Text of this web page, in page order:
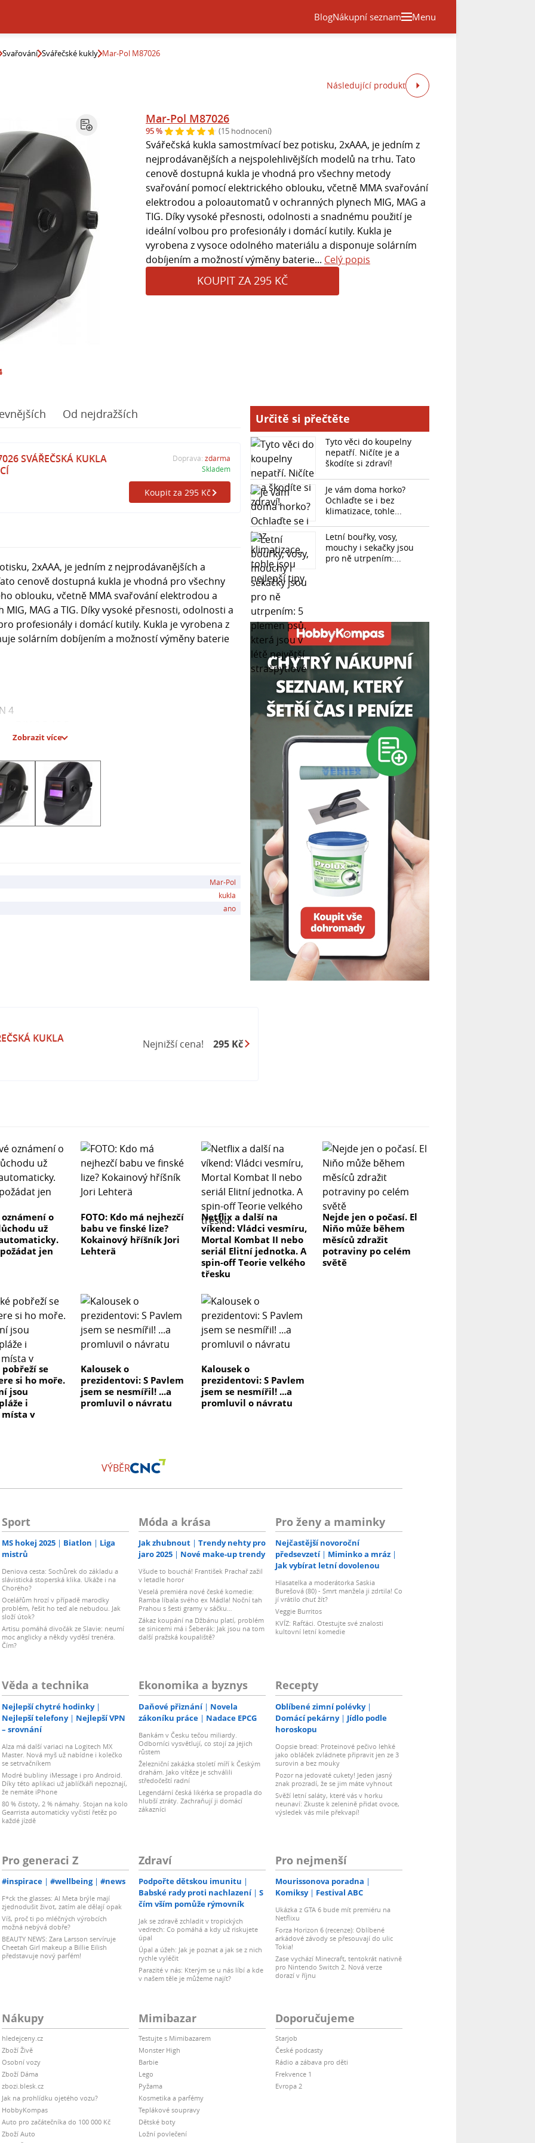
BlogNákupní seznam Menu
Svařování Svářečské kukly Mar-Pol M87026
Následující produkt
Mar-Pol M87026
95 % (15 hodnocení)
Svářečská kukla samostmívací bez potisku, 2xAAA, je jedním z
nejprodávanějších a nejspolehlivějších modelů na trhu. Tato
cenově dostupná kukla je vhodná pro všechny metody
svařování pomocí elektrického oblouku, včetně MMA svařování
elektrodou a poloautomatů v ochranných plynech MIG, MAG a
TIG. Díky vysoké přesnosti, odolnosti a snadnému použití je
ideální volbou pro profesionály i domácí kutily. Kukla je
vyrobena z vysoce odolného materiálu a disponuje solárním
dobíjením a možností výměny baterie... Celý popis
KOUPIT ZA 295 KČ
Od nejdražších
SVÁŘEČSKÁ KUKLA
Doprava: zdarma
Skladem
Koupit za 295 Kč
2xAAA, je jedním z nejprodávanějších a
cenově dostupná kukla je vhodná pro všechny
oblouku, včetně MMA svařování elektrodou a
MAG a TIG. Díky vysoké přesnosti, odolnosti a
profesionály i domácí kutily. Kukla je vyrobena z
solárním dobíjením a možností výměny baterie
4
2010
- 0,8s
Zobrazit více
Mar-Pol
kukla
ano
Určitě si přečtěte
Tyto věci do koupelny
nepatří. Ničíte je a
škodíte si zdraví!
Je vám doma horko?
Ochlaďte se i bez
klimatizace, tohle...
Letní bouřky, vosy,
mouchy i sekačky jsou
pro ně utrpením:...
KUKLA
Nejnižší cena! 295 Kč
o
už
jen
FOTO: Kdo má nejhezčí
babu ve finské lize?
Kokainový hříšník Jori
Lehterä
Netflix a další na
víkend: Vládci vesmíru,
Mortal Kombat II nebo
seriál Elitní jednotka. A
spin-off Teorie velkého
třesku
Nejde jen o počasí. El
Niňo může během
měsíců zdražit
potraviny po celém
světě
pobřeží se
si ho moře.
jsou
i
v
Kalousek o
prezidentovi: S Pavlem
jsem se nesmířil! ...a
promluvil o návratu
Kalousek o
prezidentovi: S Pavlem
jsem se nesmířil! ...a
promluvil o návratu
VÝBĚR
Sport
MS hokej 2025 Biatlon
Liga
mistrů
Deniova cesta: Sochůrek do základu a
slávistická stoperská klika. Ukáže i na
Chorého?
Ocelářům hrozí v případě marodky
problém, řešit ho teď ale nebudou. Jak
složí útok?
Artisu pomáhá divočák ze Slavie: neumí
moc anglicky a někdy vyděsí trenéra.
Čím?
Móda a krása
Jak zhubnout
Trendy nehty pro
jaro 2025
Nové make-up trendy
Všude to bouchá! František Prachař zažil
v letadle horor
Veselá premiéra nové české komedie:
Ramba líbala svého ex Mádla! Noční tah
Prahou s šesti gramy v sáčku…
Zákaz koupání na Džbánu platí, problém
se sinicemi má i Šeberák: Jak jsou na tom
další pražská koupaliště?
Pro ženy a maminky
Nejčastější novoroční
předsevzetí
Miminko a mráz
Jak vybírat letní dovolenou
Hlasatelka a moderátorka Saskia
Burešová (80) - Smrt manžela ji zdrtila! Co
jí vrátilo chuť žít?
Veggie Burritos
KVÍZ: Rafťáci. Otestujte své znalosti
kultovní letní komedie
Věda a technika
Nejlepší chytré hodinky
Nejlepší telefony
Nejlepší VPN
– srovnání
Alza má další variaci na Logitech MX
Master. Nová myš už nabídne i kolečko
se setrvačníkem
Modré bubliny iMessage i pro Android.
Díky této aplikaci už jablíčkáři nepoznají,
že nemáte iPhone
80 % čistoty, 2 % námahy. Stojan na kolo
Gearrista automaticky vyčistí řetěz po
každé jízdě
Ekonomika a byznys
Daňové přiznání
Novela
zákoníku práce
Nadace EPCG
Bankám v Česku tečou miliardy.
Odborníci vysvětlují, co stojí za jejich
růstem
Železniční zakázka století míří k Českým
drahám. Jako vítěze je schválili
středočeští radní
Legendární česká likérka se propadla do
hlubší ztráty. Zachraňují ji domácí
zákazníci
Recepty
Oblíbené zimní polévky
Domácí pekárny
Jídlo podle
horoskopu
Oopsie bread: Proteinové pečivo lehké
jako obláček zvládnete připravit jen ze 3
surovin a bez mouky
Pozor na jedovaté cukety! Jeden jasný
znak prozradí, že se jim máte vyhnout
Svěží letní saláty, které vás v horku
neunaví: Zkuste k zelenině přidat ovoce,
výsledek vás mile překvapí!
Pro generaci Z
#inspirace #wellbeing #news
F*ck the glasses: AI Meta brýle mají
zjednodušit život, zatím ale dělají opak
Víš, proč ti po mléčných výrobcích
možná nebývá dobře?
BEAUTY NEWS: Zara Larsson servíruje
Cheetah Girl makeup a Billie Eilish
představuje nový parfém!
Zdraví
Podpořte dětskou imunitu
Babské rady proti nachlazení
S
čím vším pomůže rýmovník
Jak se zdravě zchladit v tropických
vedrech: Co pomáhá a kdy už riskujete
úpal
Úpal a úžeh: Jak je poznat a jak se z nich
rychle vyléčit
Parazité v nás: Kterým se u nás líbí a kde
v našem těle je můžeme najít?
Pro nejmenší
Mourissonova poradna
Komiksy
Festival ABC
Ukázka z GTA 6 bude mít premiéru na
Netflixu
Forza Horizon 6 (recenze): Oblíbené
arkádové závody se přesouvají do ulic
Tokia!
Zase vychází Minecraft, tentokrát nativně
pro Nintendo Switch 2. Nová verze
dorazí v říjnu
Nákupy
hledejceny.cz
Zboží Živě
Osobní vozy
Zboží Dáma
zbozi.blesk.cz
Jak na prohlídku ojetého vozu?
HobbyKompas
Auto pro začátečníka do 100 000 Kč
Zboží Auto
Mimibazar
Testujte s Mimibazarem
Monster High
Barbie
Lego
Pyžama
Kosmetika a parfémy
Teplákové soupravy
Dětské boty
Ložní povlečení
Doporučujeme
Starjob
České podcasty
Rádio a zábava pro děti
Frekvence 1
Evropa 2